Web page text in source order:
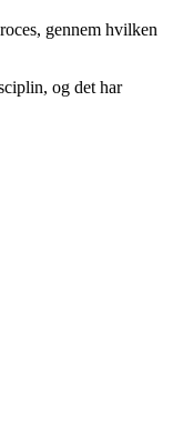
gennem hvilken
og det har